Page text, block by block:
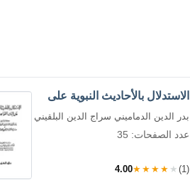
الاستدلال بالأحاديث النبوية على
بدر الدين الدماميني سراج الدين البلقيني
عدد الصفحات: 35
4.00★★★★★ (1)